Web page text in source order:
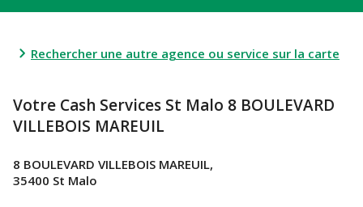
Rechercher une autre agence ou service sur la carte
Votre Cash Services St Malo 8 BOULEVARD
VILLEBOIS MAREUIL
8 BOULEVARD VILLEBOIS MAREUIL,
35400 St Malo